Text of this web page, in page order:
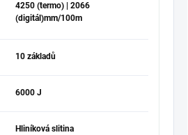
4250 (termo) | 2066
(digitál)mm/100m
10 základů
6000 J
Hliníková slitina